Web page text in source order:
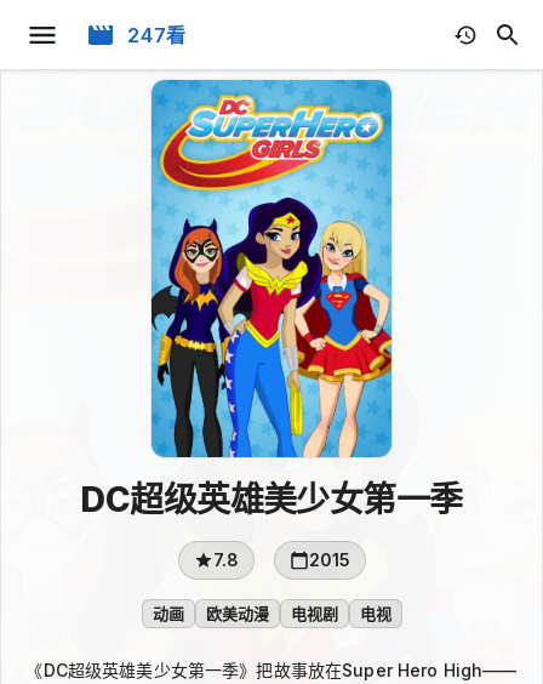
247看
DC超级英雄美少女第一季
7.8 2015
动画 欧美动漫 电视剧 电视
《DC超级英雄美少女第一季》把故事放在Super Hero High——